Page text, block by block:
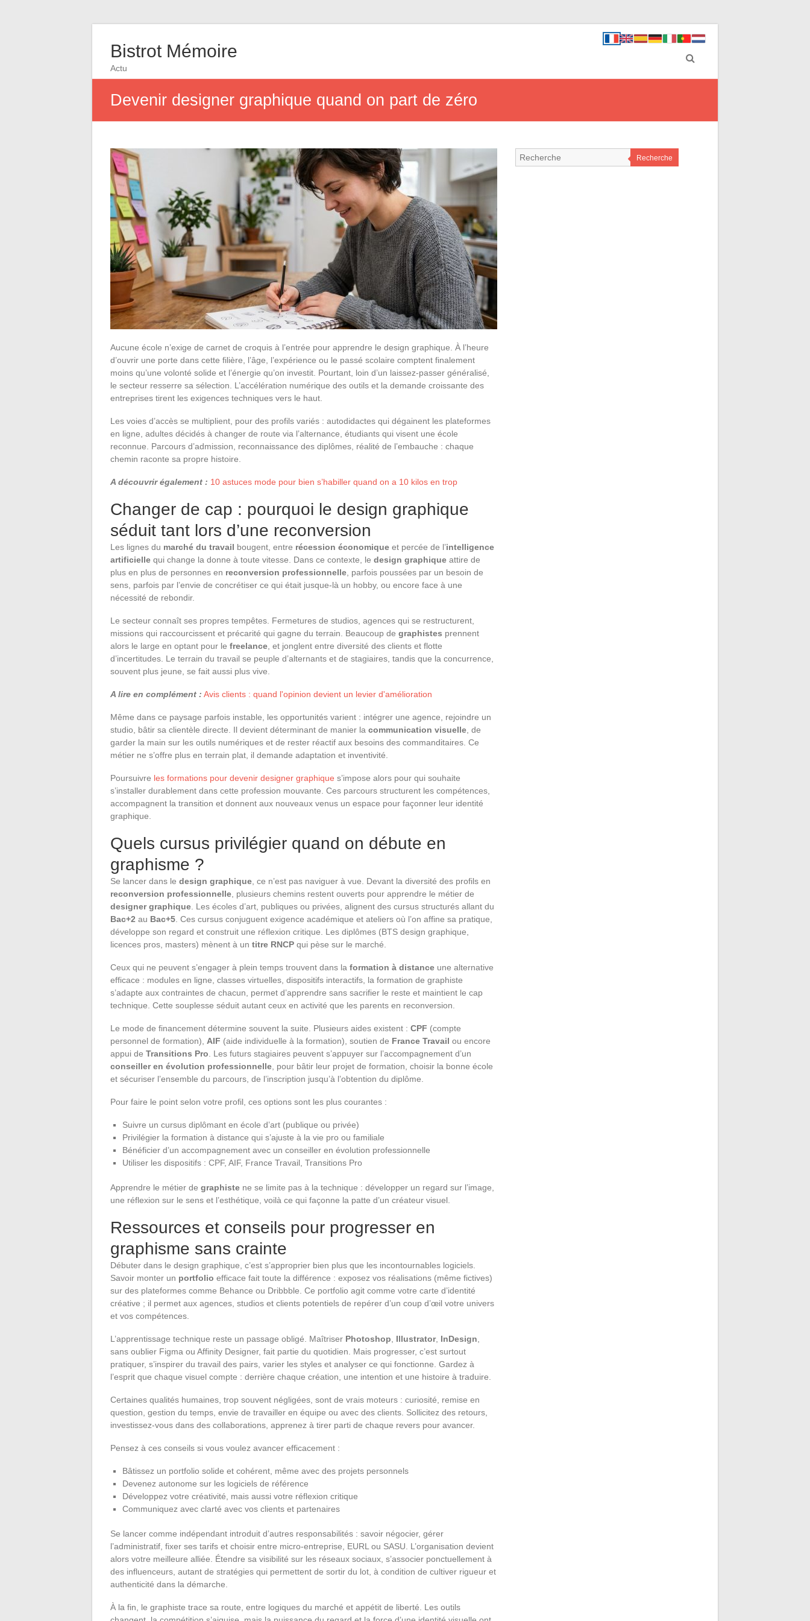
Bistrot Mémoire
Actu
Devenir designer graphique quand on part de zéro
Aucune école n’exige de carnet de croquis à l’entrée pour apprendre le design graphique. À l’heure
d’ouvrir une porte dans cette filière, l’âge, l’expérience ou le passé scolaire comptent finalement
moins qu’une volonté solide et l’énergie qu’on investit. Pourtant, loin d’un laissez-passer généralisé,
le secteur resserre sa sélection. L’accélération numérique des outils et la demande croissante des
entreprises tirent les exigences techniques vers le haut.
Les voies d’accès se multiplient, pour des profils variés : autodidactes qui dégainent les plateformes
en ligne, adultes décidés à changer de route via l’alternance, étudiants qui visent une école
reconnue. Parcours d’admission, reconnaissance des diplômes, réalité de l’embauche : chaque
chemin raconte sa propre histoire.
A découvrir également : 10 astuces mode pour bien s’habiller quand on a 10 kilos en trop
Changer de cap : pourquoi le design graphique
séduit tant lors d’une reconversion
Les lignes du marché du travail bougent, entre récession économique et percée de l’intelligence
artificielle qui change la donne à toute vitesse. Dans ce contexte, le design graphique attire de
plus en plus de personnes en reconversion professionnelle , parfois poussées par un besoin de
sens, parfois par l’envie de concrétiser ce qui était jusque-là un hobby, ou encore face à une
nécessité de rebondir.
Le secteur connaît ses propres tempêtes. Fermetures de studios, agences qui se restructurent,
missions qui raccourcissent et précarité qui gagne du terrain. Beaucoup de graphistes prennent
alors le large en optant pour le freelance , et jonglent entre diversité des clients et flotte
d’incertitudes. Le terrain du travail se peuple d’alternants et de stagiaires, tandis que la concurrence,
souvent plus jeune, se fait aussi plus vive.
A lire en complément : Avis clients : quand l'opinion devient un levier d'amélioration
Même dans ce paysage parfois instable, les opportunités varient : intégrer une agence, rejoindre un
studio, bâtir sa clientèle directe. Il devient déterminant de manier la communication visuelle , de
garder la main sur les outils numériques et de rester réactif aux besoins des commanditaires. Ce
métier ne s’offre plus en terrain plat, il demande adaptation et inventivité.
Poursuivre les formations pour devenir designer graphique s’impose alors pour qui souhaite
s’installer durablement dans cette profession mouvante. Ces parcours structurent les compétences,
accompagnent la transition et donnent aux nouveaux venus un espace pour façonner leur identité
graphique.
Quels cursus privilégier quand on débute en
graphisme ?
Se lancer dans le design graphique , ce n’est pas naviguer à vue. Devant la diversité des profils en
reconversion professionnelle , plusieurs chemins restent ouverts pour apprendre le métier de
designer graphique . Les écoles d’art, publiques ou privées, alignent des cursus structurés allant du
Bac+2 au Bac+5 . Ces cursus conjuguent exigence académique et ateliers où l’on affine sa pratique,
développe son regard et construit une réflexion critique. Les diplômes (BTS design graphique,
licences pros, masters) mènent à un titre RNCP qui pèse sur le marché.
Ceux qui ne peuvent s’engager à plein temps trouvent dans la formation à distance une alternative
efficace : modules en ligne, classes virtuelles, dispositifs interactifs, la formation de graphiste
s’adapte aux contraintes de chacun, permet d’apprendre sans sacrifier le reste et maintient le cap
technique. Cette souplesse séduit autant ceux en activité que les parents en reconversion.
Le mode de financement détermine souvent la suite. Plusieurs aides existent : CPF (compte
personnel de formation), AIF (aide individuelle à la formation), soutien de France Travail ou encore
appui de Transitions Pro . Les futurs stagiaires peuvent s’appuyer sur l’accompagnement d’un
conseiller en évolution professionnelle , pour bâtir leur projet de formation, choisir la bonne école
et sécuriser l’ensemble du parcours, de l’inscription jusqu’à l’obtention du diplôme.
Pour faire le point selon votre profil, ces options sont les plus courantes :
Suivre un cursus diplômant en école d’art (publique ou privée)
Privilégier la formation à distance qui s’ajuste à la vie pro ou familiale
Bénéficier d’un accompagnement avec un conseiller en évolution professionnelle
Utiliser les dispositifs : CPF, AIF, France Travail, Transitions Pro
Apprendre le métier de graphiste ne se limite pas à la technique : développer un regard sur l’image,
une réflexion sur le sens et l’esthétique, voilà ce qui façonne la patte d’un créateur visuel.
Ressources et conseils pour progresser en
graphisme sans crainte
Débuter dans le design graphique, c’est s’approprier bien plus que les incontournables logiciels.
Savoir monter un portfolio efficace fait toute la différence : exposez vos réalisations (même fictives)
sur des plateformes comme Behance ou Dribbble. Ce portfolio agit comme votre carte d’identité
créative ; il permet aux agences, studios et clients potentiels de repérer d’un coup d’œil votre univers
et vos compétences.
L’apprentissage technique reste un passage obligé. Maîtriser Photoshop Illustrator, InDesign
sans oublier Figma ou Affinity Designer, fait partie du quotidien. Mais progresser, c’est surtout
pratiquer, s’inspirer du travail des pairs, varier les styles et analyser ce qui fonctionne. Gardez à
l’esprit que chaque visuel compte : derrière chaque création, une intention et une histoire à traduire.
Certaines qualités humaines, trop souvent négligées, sont de vrais moteurs : curiosité, remise en
question, gestion du temps, envie de travailler en équipe ou avec des clients. Sollicitez des retours,
investissez-vous dans des collaborations, apprenez à tirer parti de chaque revers pour avancer.
Pensez à ces conseils si vous voulez avancer efficacement :
Bâtissez un portfolio solide et cohérent, même avec des projets personnels
Devenez autonome sur les logiciels de référence
Développez votre créativité, mais aussi votre réflexion critique
Communiquez avec clarté avec vos clients et partenaires
Se lancer comme indépendant introduit d’autres responsabilités : savoir négocier, gérer
l’administratif, fixer ses tarifs et choisir entre micro-entreprise, EURL ou SASU. L’organisation devient
alors votre meilleure alliée. Étendre sa visibilité sur les réseaux sociaux, s’associer ponctuellement à
des influenceurs, autant de stratégies qui permettent de sortir du lot, à condition de cultiver rigueur et
authenticité dans la démarche.
À la fin, le graphiste trace sa route, entre logiques du marché et appétit de liberté. Les outils
Recherche